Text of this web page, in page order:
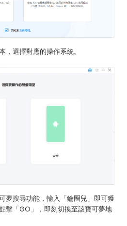
，選擇對應的操作系統。
夢搜尋功能，輸入「鑰圈兒」即可獲
擊「GO」，即刻切換至該寶可夢地